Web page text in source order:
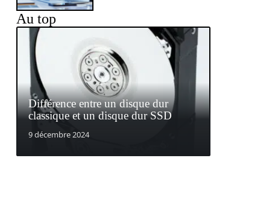
Au top
Différence entre un disque dur
classique et un disque dur SSD
9 décembre 2024